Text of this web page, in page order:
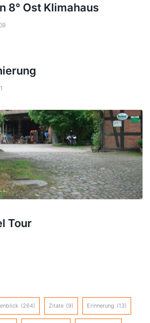
8° Ost Klimahaus
Tour
(264) Zitate (9) Erinnerung (13)